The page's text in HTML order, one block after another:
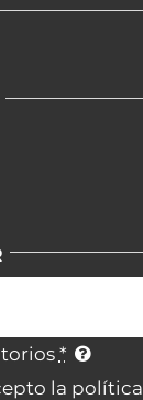
*
la